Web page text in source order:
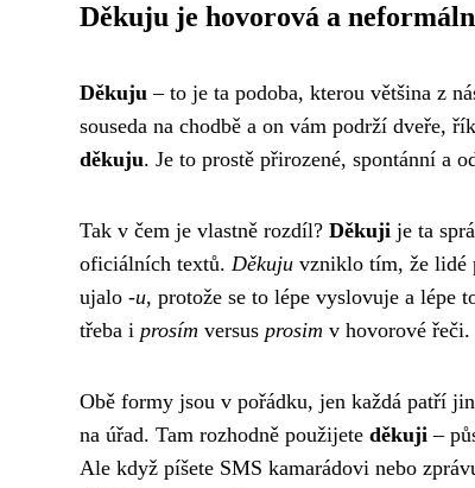
Děkuju je hovorová a
Děkuju – to je ta podoba, kterou většina z
souseda na chodbě a on vám podrží dveře,
děkuju. Je to prostě přirozené, spontánní a
Tak v čem je vlastně rozdíl? Děkuji je ta
oficiálních textů. Děkuju vzniklo tím, že lidé
ujalo -u, protože se to lépe vyslovuje a lépe
třeba i prosím versus prosim v hovorové řeči.
Obě formy jsou v pořádku, jen každá patří
na úřad. Tam rozhodně použijete děkuji –
Ale když píšete SMS kamarádovi nebo